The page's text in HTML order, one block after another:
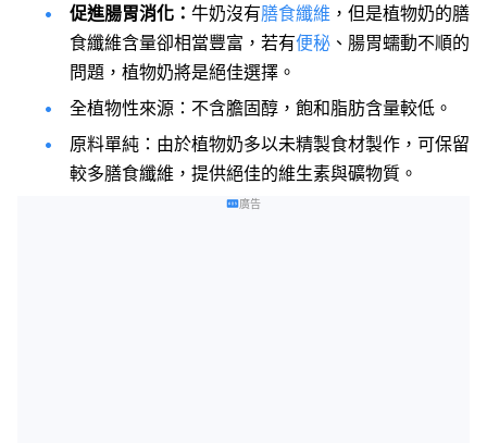
促進腸胃消化： 牛奶沒有膳食纖維 ，但是植物奶的膳
食纖維含量卻相當豐富，若有便秘 、腸胃蠕動不順的
問題，植物奶將是絕佳選擇。
全植物性來源：不含膽固醇，飽和脂肪含量較低。
原料單純：由於植物奶多以未精製食材製作，可保留
較多膳食纖維，提供絕佳的維生素與礦物質。
廣告